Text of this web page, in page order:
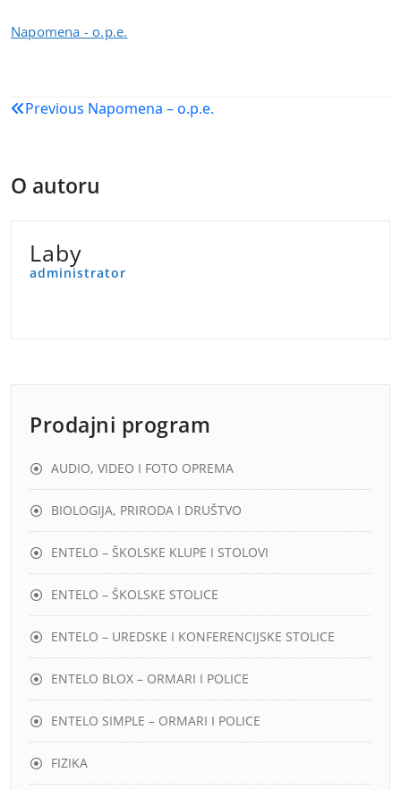
Napomena - o.p.e.
Navigacija
Previous Napomena – o.p.e.
O autoru
Laby
administrator
Prodajni program
AUDIO, VIDEO I FOTO OPREMA
BIOLOGIJA, PRIRODA I DRUŠTVO
ENTELO – ŠKOLSKE KLUPE I STOLOVI
ENTELO – ŠKOLSKE STOLICE
ENTELO – UREDSKE I KONFERENCIJSKE STOLICE
ENTELO BLOX – ORMARI I POLICE
ENTELO SIMPLE – ORMARI I POLICE
FIZIKA